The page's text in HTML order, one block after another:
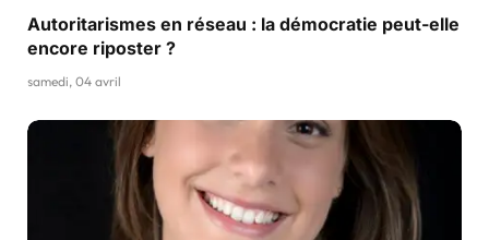
Autoritarismes en réseau : la démocratie peut-elle
encore riposter ?
samedi, 04 avril